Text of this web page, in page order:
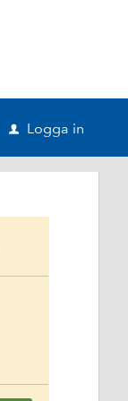
u Logga in